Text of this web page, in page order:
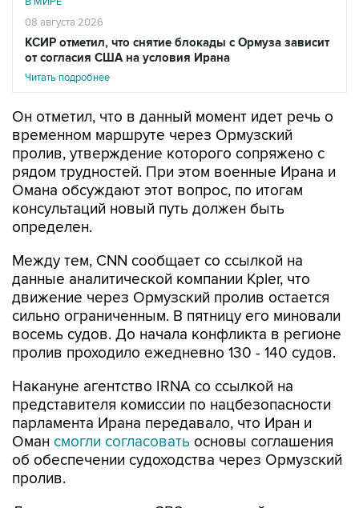
08 августа 2026
КСИР отметил, что снятие блокады с Ормуза зависит
от согласия США на условия Ирана
Читать подробнее
Он отметил, что в данный момент идет речь о
временном маршруте через Ормузский
пролив, утверждение которого сопряжено с
рядом трудностей. При этом военные Ирана и
Омана обсуждают этот вопрос, по итогам
консультаций новый путь должен быть
определен.
Между тем, CNN сообщает со ссылкой на
данные аналитической компании Kpler, что
движение через Ормузский пролив остается
сильно ограниченным. В пятницу его миновали
восемь судов. До начала конфликта в регионе
пролив проходило ежедневно 130 - 140 судов.
Накануне агентство IRNA со ссылкой на
представителя комиссии по нацбезопасности
парламента Ирана передавало, что Иран и
Оман смогли согласовать основы соглашения
об обеспечении судоходства через Ормузский
пролив.